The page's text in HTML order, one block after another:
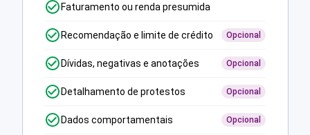
Faturamento ou renda presumida
Recomendação e limite de crédito Opcional
Dívidas, negativas e anotações Opcional
Detalhamento de protestos Opcional
Dados comportamentais Opcional